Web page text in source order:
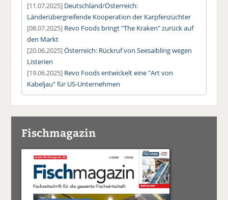
[11.07.2025] Deutschland/Österreich:
Länderübergreifende Kooperation der Karpfenzüchter
[08.07.2025] Revo Foods bringt "The Kraken" zurück auf
den Markt
[20.06.2025]Österreich: Rückruf von Seesaibling wegen
Listerien
[19.06.2025] Revo Foods entwickelt eine "Art von
Kabeljau" für US-Unternehmen
Fischmagazin